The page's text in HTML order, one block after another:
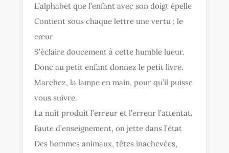
L’alphabet que l’enfant avec son doigt épelle
Contient sous chaque lettre une vertu ; le
cœur
S’éclaire doucement à cette humble lueur.
Donc au petit enfant donnez le petit livre.
Marchez, la lampe en main, pour qu’il puisse
vous suivre.
La nuit produit l’erreur et l’erreur l’attentat.
Faute d’enseignement, on jette dans l’état
Des hommes animaux, têtes inachevées,